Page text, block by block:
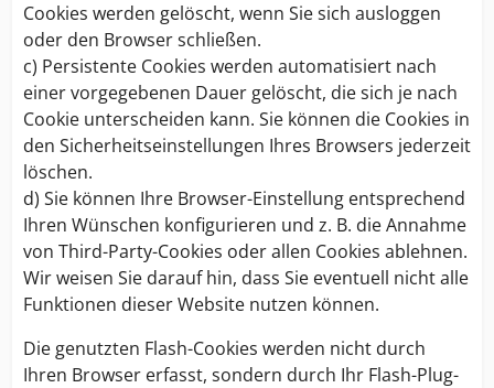
Cookies werden gelöscht, wenn Sie sich ausloggen
oder den Browser schließen.
c) Persistente Cookies werden automatisiert nach
einer vorgegebenen Dauer gelöscht, die sich je nach
Cookie unterscheiden kann. Sie können die Cookies in
den Sicherheitseinstellungen Ihres Browsers jederzeit
löschen.
d) Sie können Ihre Browser-Einstellung entsprechend
Ihren Wünschen konfigurieren und z. B. die Annahme
von Third-Party-Cookies oder allen Cookies ablehnen.
Wir weisen Sie darauf hin, dass Sie eventuell nicht alle
Funktionen dieser Website nutzen können.
Die genutzten Flash-Cookies werden nicht durch
Ihren Browser erfasst, sondern durch Ihr Flash-Plug-